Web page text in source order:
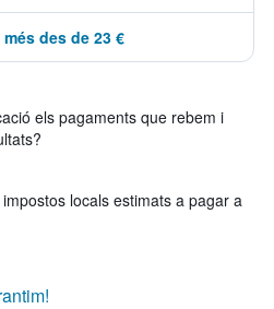
des de 23 €
els pagaments que rebem i
locals estimats a pagar a